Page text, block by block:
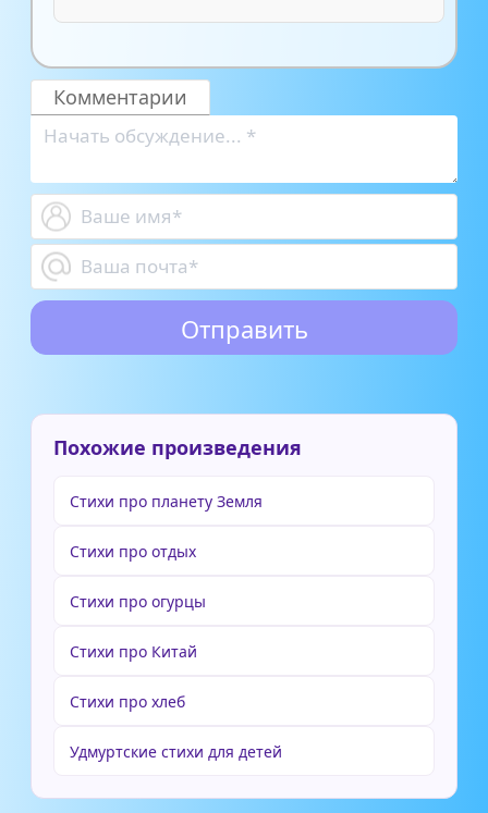
Комментарии
Похожие произведения
Стихи про планету Земля
Стихи про отдых
Стихи про огурцы
Стихи про Китай
Стихи про хлеб
Удмуртские стихи для детей